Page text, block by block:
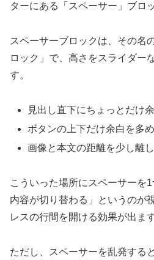
ターにある「スペーサー」ブロ
スペーサーブロックは、その名
ロック」で、高さをスライダー
す。
見出し直下にちょっとだけ
ボタンの上下だけ余白を多
画像と本文の距離を少し離
こういった場所にスペーサーを
内容が切り替わる」というのが
レスの行間を開ける効果が出ます
ただし、スペーサーを乱発する